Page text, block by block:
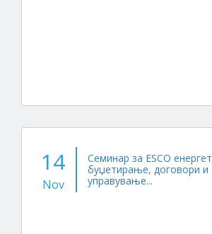
14
Nov
Семинар за ESCO
буџетирање, договори и
управување...